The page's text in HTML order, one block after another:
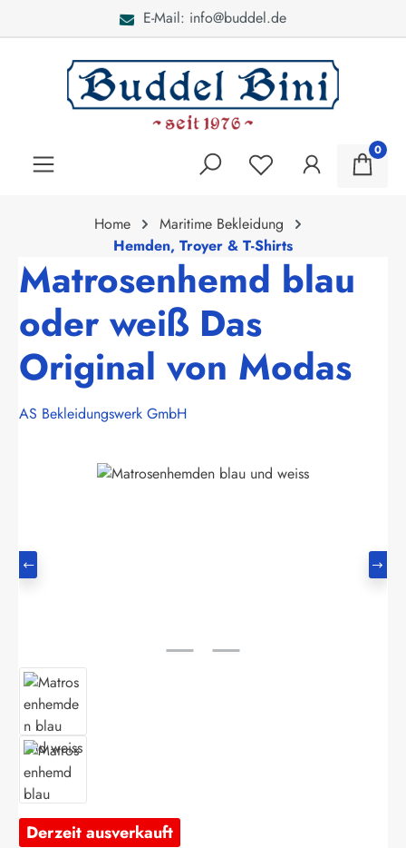
E-Mail: info@buddel.de
0
Home
Maritime Bekleidung
Hemden, Troyer & T-Shirts
Matrosenhemd blau
oder weiß Das
Original von Modas
AS Bekleidungswerk GmbH
Bildergalerie überspringen
Derzeit ausverkauft